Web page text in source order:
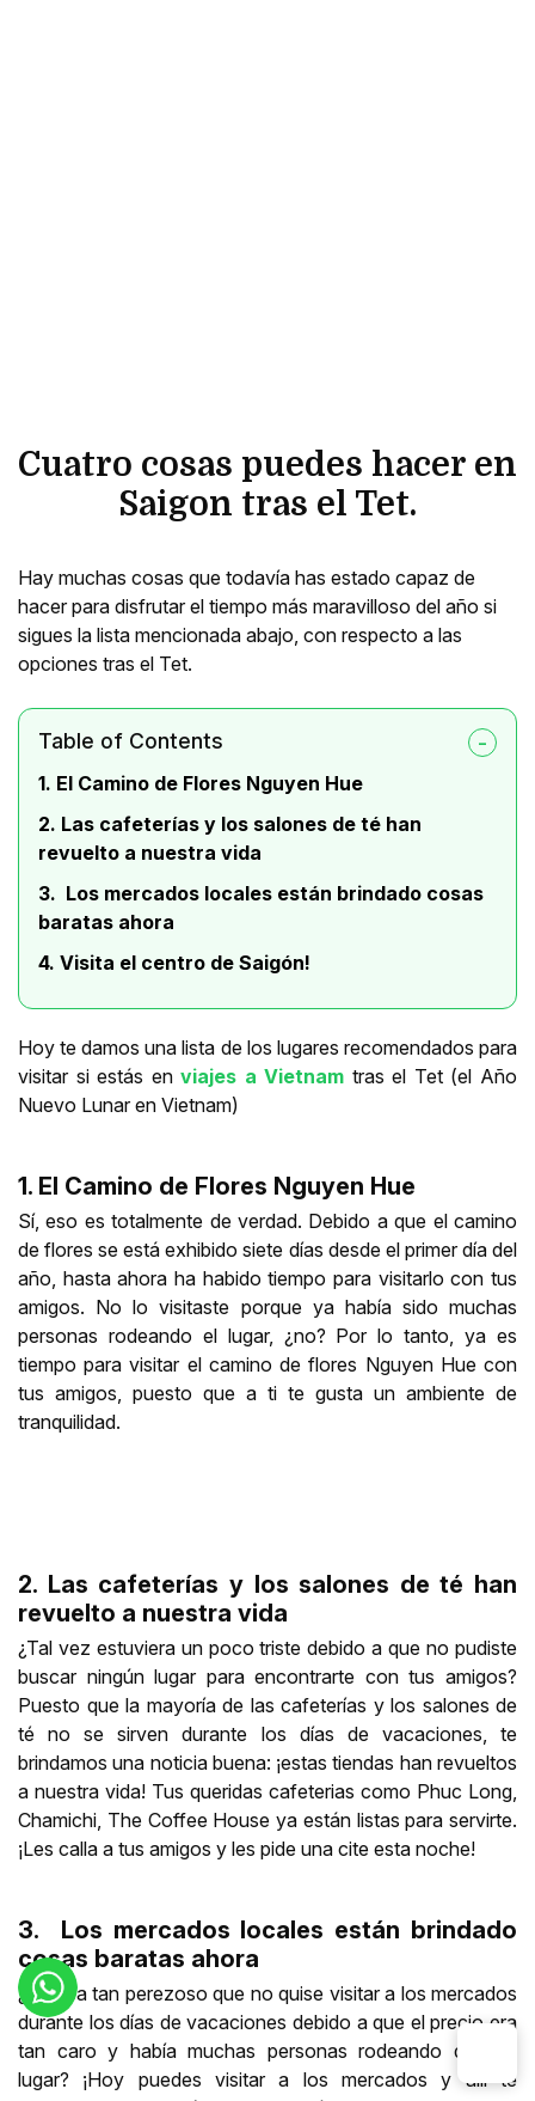
Cuatro cosas puedes hacer en
Saigon tras el Tet.
Hay muchas cosas que todavía has estado capaz de
hacer para disfrutar el tiempo más maravilloso del año si
sigues la lista mencionada abajo, con respecto a las
opciones tras el Tet.
Table of Contents
1. El Camino de Flores Nguyen Hue
2. Las cafeterías y los salones de té han
revuelto a nuestra vida
3. Los mercados locales están brindado cosas
baratas ahora
4. Visita el centro de Saigón!
Hoy te damos una lista de los lugares recomendados para
visitar si estás enviajes a Vietnam tras el Tet (el Año
Nuevo Lunar en Vietnam)
1. El Camino de Flores Nguyen Hue
Sí, eso es totalmente de verdad. Debido a que el camino
de flores se está exhibido siete días desde el primer día del
año, hasta ahora ha habido tiempo para visitarlo con tus
amigos. No lo visitaste porque ya había sido muchas
personas rodeando el lugar, ¿no? Por lo tanto, ya es
tiempo para visitar el camino de flores Nguyen Hue con
tus amigos, puesto que a ti te gusta un ambiente de
tranquilidad.
2. Las cafeterías y los salones de té han
revuelto a nuestra vida
¿Tal vez estuviera un poco triste debido a que no pudiste
buscar ningún lugar para encontrarte con tus amigos?
Puesto que la mayoría de las cafeterías y los salones de
té no se sirven durante los días de vacaciones, te
brindamos una noticia buena: ¡estas tiendas han revueltos
a nuestra vida! Tus queridas cafeterias como Phuc Long,
Chamichi, The Coffee House ya están listas para servirte.
¡Les calla a tus amigos y les pide una cite esta noche!
3. Los mercados locales están brindado
cosas baratas ahora
¿Estaba tan perezoso que no quise visitar a los mercados
durante los días de vacaciones debido a que el precio era
tan caro y había muchas personas rodeando de ese
lugar? ¡Hoy puedes visitar a los mercados y allí te